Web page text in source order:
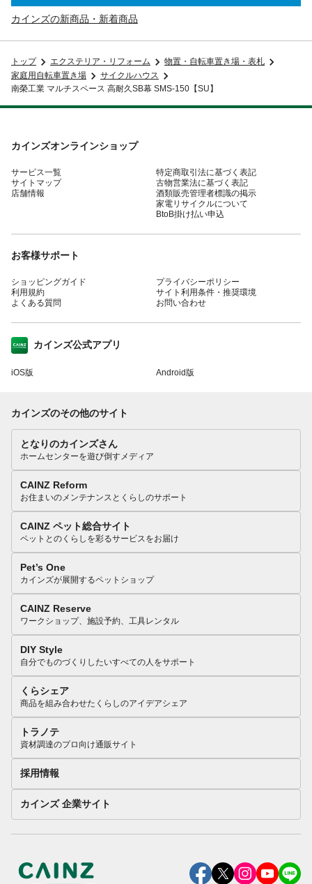
カインズの新商品・新着商品
トップ エクステリア・リフォーム
物置・自転車置き場・表札
家庭用自転車置き場
サイクルハウス
南榮工業 マルチスペース 高耐久SB幕 SMS-150【SU】
カインズオンラインショップ
サービス一覧
サイトマップ
店舗情報
特定商取引法に基づく表記
古物営業法に基づく表記
酒類販売管理者標識の掲示
家電リサイクルについて
BtoB掛け払い申込
お客様サポート
ショッピングガイド
利用規約
よくある質問
プライバシーポリシー
サイト利用条件・推奨環境
お問い合わせ
カインズ公式アプリ
iOS版 Android版
カインズのその他のサイト
となりのカインズさん
ホームセンターを遊び倒すメディア
CAINZ Reform
お住まいのメンテナンスとくらしのサポート
CAINZ ペット総合サイト
ペットとのくらしを彩るサービスをお届け
Pet’s One
カインズが展開するペットショップ
CAINZ Reserve
ワークショップ、施設予約、工具レンタル
DIY Style
自分でものづくりしたいすべての人をサポート
くらシェア
商品を組み合わせたくらしのアイデアシェア
トラノテ
資材調達のプロ向け通販サイト
採用情報
カインズ 企業サイト